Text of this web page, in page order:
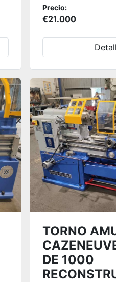
Precio:
€21.000
TORNO
DE 1000